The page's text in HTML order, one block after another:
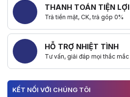
THANH TOÁN TIỆN LỢI
Trả tiền mặt, CK, trả góp 0%
HỖ TRỢ NHIỆT TÌNH
Tư vấn, giải đáp mọi thắc mắc
KẾT NỐI VỚI CHÚNG TÔI